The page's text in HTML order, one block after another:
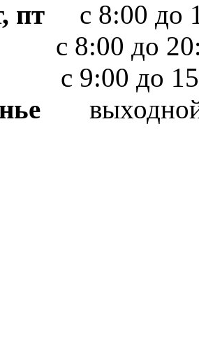
пт с 8:00 до
до
9:00 до